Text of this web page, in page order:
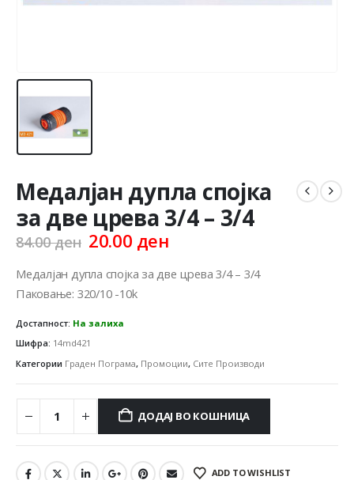
Медалјан дупла спојка
за две црева 3/4 – 3/4
84.00ден Original
was:
84.00 ден.
20.00 денCurrent
is:
Медалјан дупла спојка за две црева 3/4 – 3/4
Паковање: 320/10 -10k
Достапност: На залиха
Шифра: 14md421
Категории Граден Пограма, Промоции, Сите Производи
ДОДАЈ ВО КОШНИЦА
ADD TO WISHLIST